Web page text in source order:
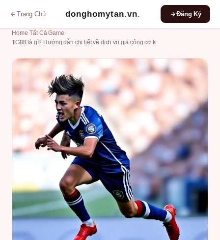
Trang Chủ donghomytan.vn. Đăng Ký
Home ›Tất Cả Game
TG88 là gì? Hướng dẫn chi tiết về dịch vụ gia công cơ k